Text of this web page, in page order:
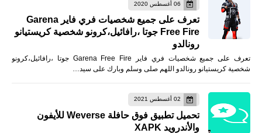
06 أغسطس 2020
تعرف على جميع شخصيات فري فاير Garena
Free Fire جوتا ،رافائيل،كرونو شخصية كريستيانو
رونالدو
تعرف على جميع شخصيات فري فاير Garena Free Fire جوتا ،رافائيل،كرونو
شخصية كريستيانو رونالدو اللهم صلى وسلم وبارك على سيد…
02 أغسطس 2021
تحميل تطبيق فوق حافلة Weverse للأيفون
والأندرويد XAPK